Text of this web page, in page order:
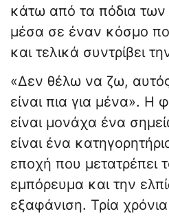
κάτω από τα πόδια
μέσα σε έναν κόσμο
και τελικά συντρίβει
«Δεν θέλω να ζω,
είναι πια για μένα». Η
είναι μονάχα ένα
είναι ένα
εποχή που μετατρέπει
εμπόρευμα και την
εξαφάνιση. Τρία